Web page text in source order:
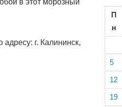
в этот морозный
г. Калининск,
П
н
5
12
19